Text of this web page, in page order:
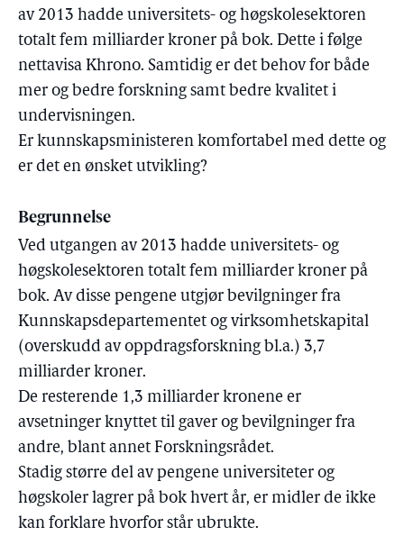
av 2013 hadde universitets- og høgskolesektoren
totalt fem milliarder kroner på bok. Dette i følge
nettavisa Khrono. Samtidig er det behov for både
mer og bedre forskning samt bedre kvalitet i
undervisningen.
Er kunnskapsministeren komfortabel med dette og
er det en ønsket utvikling?
Begrunnelse
Ved utgangen av 2013 hadde universitets- og
høgskolesektoren totalt fem milliarder kroner på
bok. Av disse pengene utgjør bevilgninger fra
Kunnskapsdepartementet og virksomhetskapital
(overskudd av oppdragsforskning bl.a.) 3,7
milliarder kroner.
De resterende 1,3 milliarder kronene er
avsetninger knyttet til gaver og bevilgninger fra
andre, blant annet Forskningsrådet.
Stadig større del av pengene universiteter og
høgskoler lagrer på bok hvert år, er midler de ikke
kan forklare hvorfor står ubrukte.